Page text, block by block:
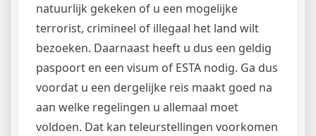
natuurlijk gekeken of u een mogelijke
terrorist, crimineel of illegaal het land wilt
bezoeken. Daarnaast heeft u dus een geldig
paspoort en een visum of ESTA nodig. Ga dus
voordat u een dergelijke reis maakt goed na
aan welke regelingen u allemaal moet
voldoen. Dat kan teleurstellingen voorkomen